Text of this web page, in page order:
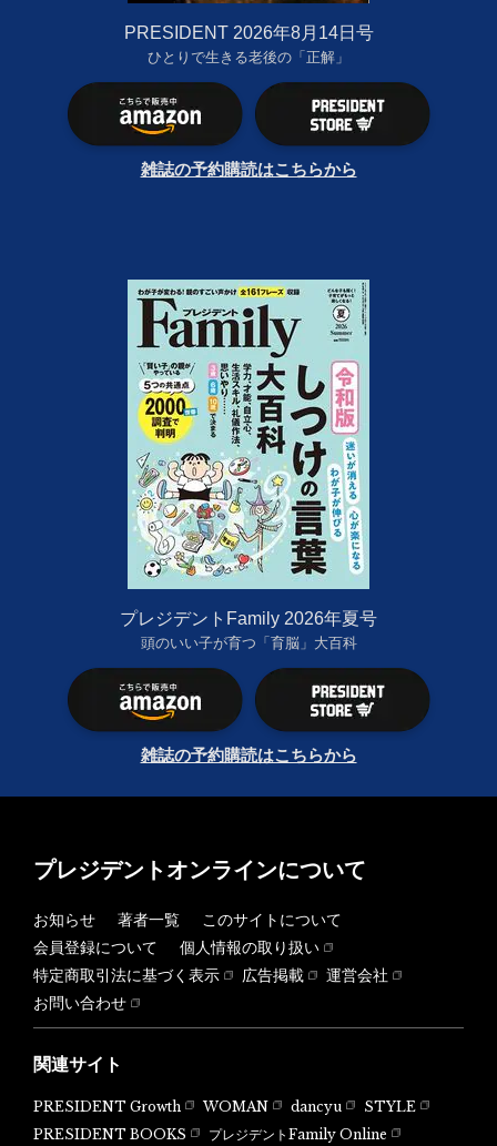
PRESIDENT 2026年8月14日号
ひとりで生きる老後の「正解」
雑誌の予約購読はこちらから
プレジデントFamily 2026年夏号
頭のいい子が育つ「育脳」大百科
雑誌の予約購読はこちらから
プレジデントオンラインについて
お知らせ 著者一覧
このサイトについて
会員登録について
個人情報の取り扱い
特定商取引法に基づく表示
広告掲載
運営会社
お問い合わせ
関連サイト
PRESIDENT Growth WOMAN dancyu
STYLE
PRESIDENT BOOKS
プレジデントFamily Online